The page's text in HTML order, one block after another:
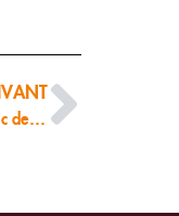
Diagnostic des jaunisses de la vigne : utilisez l’application Vigie Bourgogne